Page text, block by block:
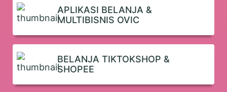
APLIKASI BELANJA &
MULTIBISNIS OVIC
BELANJA TIKTOKSHOP &
SHOPEE